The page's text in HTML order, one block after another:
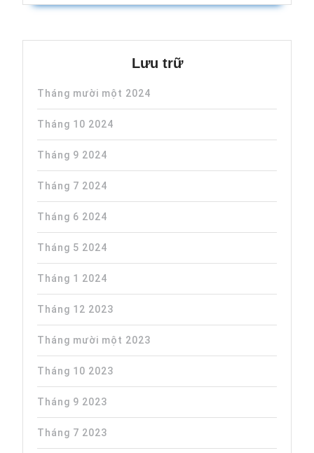
Lưu trữ
Tháng mười một 2024
Tháng 10 2024
Tháng 9 2024
Tháng 7 2024
Tháng 6 2024
Tháng 5 2024
Tháng 1 2024
Tháng 12 2023
Tháng mười một 2023
Tháng 10 2023
Tháng 9 2023
Tháng 7 2023